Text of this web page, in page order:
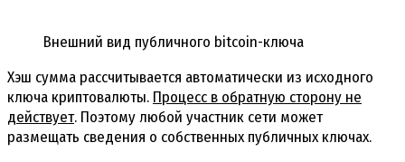
Внешний вид публичного bitcoin-ключа
Хэш сумма рассчитывается автоматически из исходного
ключа криптовалюты. Процесс в обратную сторону не
действует. Поэтому любой участник сети может
размещать сведения о собственных публичных ключах.